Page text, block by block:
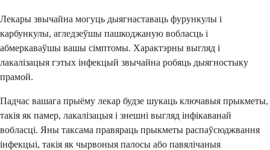
Лекары звычайна могуць дыягнаставаць фурункулы і
карбункулы, агледзеўшы пашкоджаную вобласць і
абмеркаваўшы вашы сімптомы. Характэрны выгляд і
лакалізацыя гэтых інфекцый звычайна робяць дыягностыку
прамой.
Падчас вашага прыёму лекар будзе шукаць ключавыя прыкметы,
такія як памер, лакалізацыя і знешні выгляд інфікаванай
вобласці. Яны таксама правяраць прыкметы распаўсюджвання
інфекцыі, такія як чырвоныя палосы або павялічаныя